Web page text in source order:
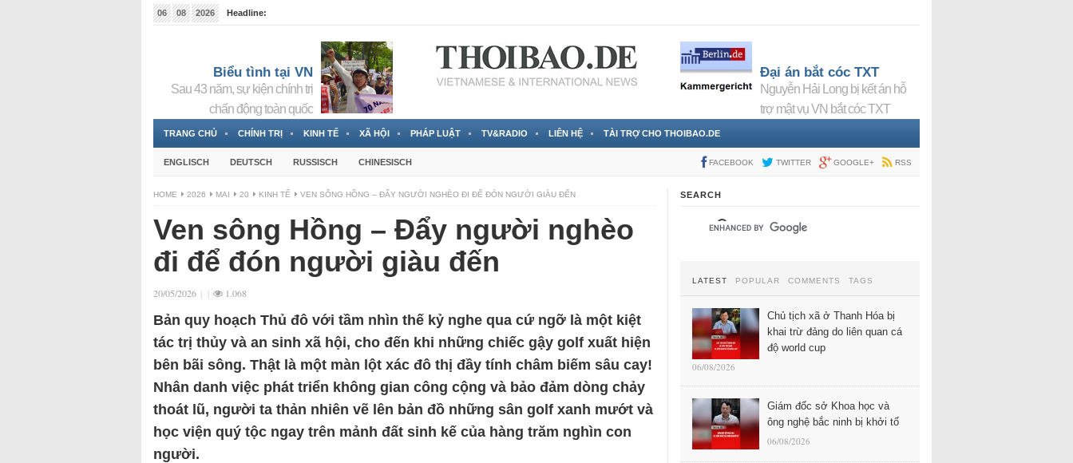
06 08 2026
Headline:
Biểu tình tại VN
Sau 43 năm, sự kiện chính trị
chấn động toàn quốc
Đại án bắt cóc TXT
Nguyễn Hải Long bị kết án hỗ
trợ mật vụ VN bắt cóc TXT
TRANG CHỦ CHÍNH TRỊ KINH TẾ XÃ HỘI PHÁP LUẬT TV&RADIO LIÊN HỆ TÀI TRỢ CHO THOIBAO.DE
ENGLISCH DEUTSCH RUSSISCH CHINESISCH FACEBOOK TWITTER GOOGLE+ RSS
HOME 2026 MAI 20 KINH TẾ VEN SÔNG HỒNG – ĐẨY NGƯỜI NGHÈO ĐI ĐỂ ĐÓN NGƯỜI GIÀU ĐẾN
Ven sông Hồng – Đẩy người nghèo
đi để đón người giàu đến
20/05/2026 | | 1.068
Bản quy hoạch Thủ đô với tầm nhìn thế kỷ nghe qua cứ ngỡ là một kiệt
tác trị thủy và an sinh xã hội, cho đến khi những chiếc gậy golf xuất hiện
bên bãi sông. Thật là một màn lột xác đô thị đầy tính châm biếm sâu cay!
Nhân danh việc phát triển không gian công cộng và bảo đảm dòng chảy
thoát lũ, người ta thản nhiên vẽ lên bản đồ những sân golf xanh mướt và
học viện quý tộc ngay trên mảnh đất sinh kế của hàng trăm nghìn con
người.
SEARCH
LATEST POPULAR COMMENTS TAGS
Chủ tịch xã ở Thanh Hóa bị
khai trừ đảng do liên quan cá
độ world cup
06/08/2026
Giám đốc sở Khoa học và
ông nghệ bắc ninh bị khởi tố
06/08/2026